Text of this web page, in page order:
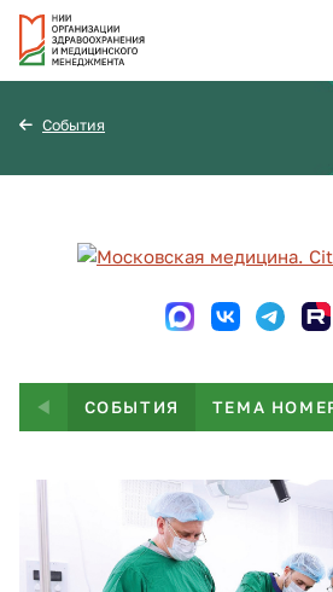
События
СОБЫТИЯ ТЕМА